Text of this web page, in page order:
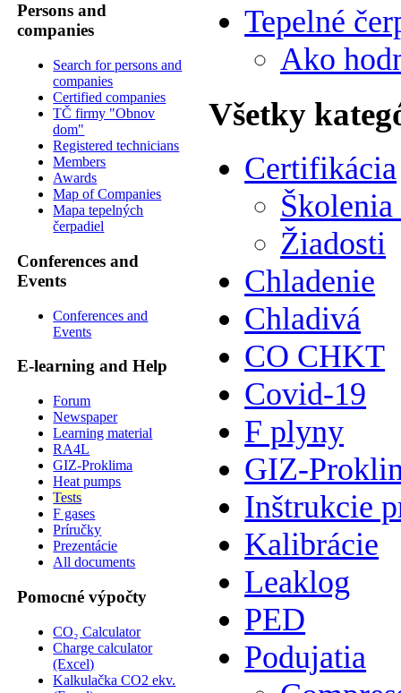
Persons and
companies
Search for persons and
companies
Certified companies
TČ firmy "Obnov
dom"
Registered technicians
Members
Awards
Map of Companies
Mapa tepelných
čerpadiel
Conferences and
Events
Conferences and
Events
E-learning and Help
Forum
Newspaper
Learning material
RA4L
GIZ-Proklima
Heat pumps
Tests
F gases
Príručky
Prezentácie
All documents
Pomocné výpočty
CO₂ Calculator
Charge calculator
(Excel)
Kalkulačka CO2 ekv.
Tepelné
Ako
Všetky
Certifikácia
Žiadosti
Chladenie
Chladivá
CO CHKT
Covid-19
F plyny
GIZ-
Inštrukcie
Kalibrácie
Leaklog
PED
Podujatia